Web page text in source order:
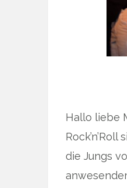
Hallo liebe
die Jungs